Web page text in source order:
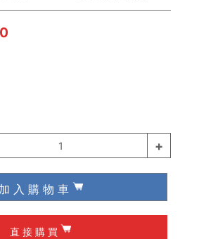
1 +
加 入 購 物 車
直 接 購 買